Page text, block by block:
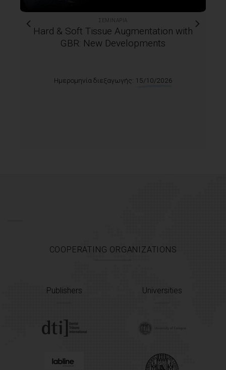
ΣΕΜΙΝΆΡΙΑ
Clinical Training in Botulinum Toxin A &
Dermal Fillers Hands-on Seminar for
Ημερομηνία διεξαγωγής:26-27/09/2026(Αθήνα)
COOPERATING ORGANIZATIONS
Publishers Universities